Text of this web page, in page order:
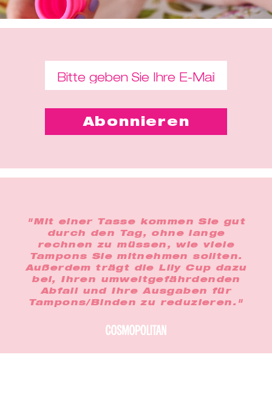
"Mit einer Tasse kommen Sie gut
durch den Tag, ohne lange
rechnen zu müssen, wie viele
Tampons Sie mitnehmen sollten.
Außerdem trägt die Lily Cup dazu
bei, Ihren umweltgefährdenden
Abfall und Ihre Ausgaben für
Tampons/Binden zu reduzieren."